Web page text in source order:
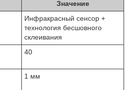
Значение
Инфракрасный сенсор +
технология бесшовного
склеивания
40
1 мм